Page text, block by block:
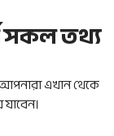
সকল তথ্য
এখান থেকে